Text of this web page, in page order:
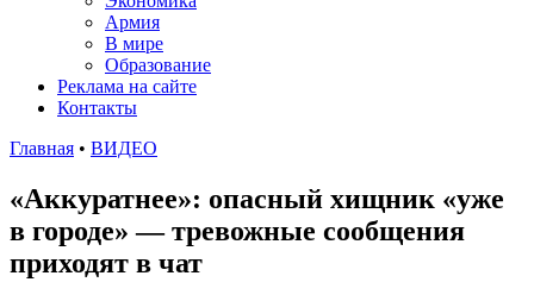
Армия
В мире
Образование
Реклама на сайте
Контакты
Главная • ВИДЕО
«Аккуратнее»: опасный хищник «уже
в городе» — тревожные сообщения
приходят в чат